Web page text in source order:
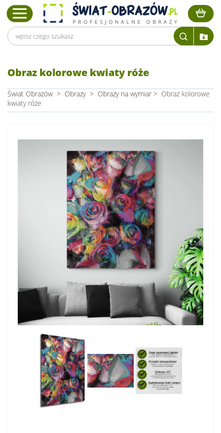
Obraz kolorowe kwiaty róże
Świat Obrazów > Obrazy > Obrazy na wymiar > Obraz kolorowe
kwiaty róże